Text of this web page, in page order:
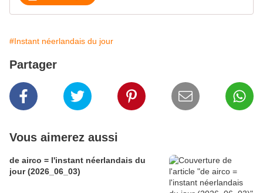
#Instant néerlandais du jour
Partager
Vous aimerez aussi
de airco = l'instant néerlandais du
jour (2026_06_03)